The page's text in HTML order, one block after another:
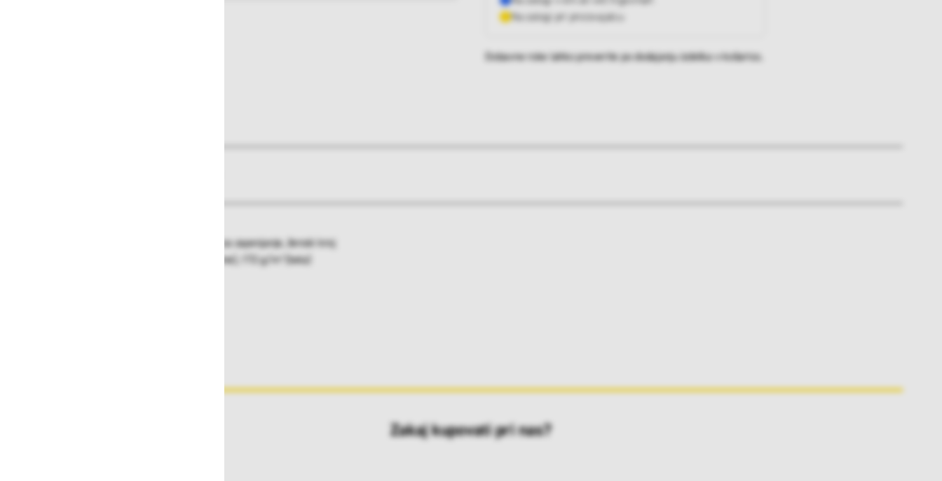
Na zalogi pri proizvajalcu
Dobavne roke lahko preverite po dodajanju izdelka v košarico.
Kratki rokavi, polo ovratnik, štirje gumbi za zapenjanje, ženski kroj
100% bombaž - 177 g/m² (barvne), 172 g/m² (bela)
Zakaj kupovati pri nas?